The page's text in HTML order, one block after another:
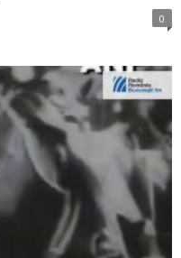
0